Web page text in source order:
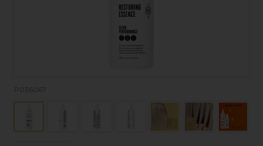
P036067